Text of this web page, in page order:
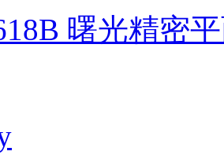
曙光精密